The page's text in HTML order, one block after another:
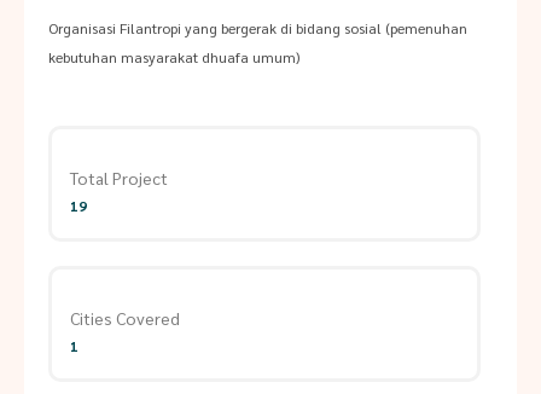
Organisasi Filantropi yang bergerak di bidang sosial (pemenuhan
kebutuhan masyarakat dhuafa umum)
Total Project
19
Cities Covered
1